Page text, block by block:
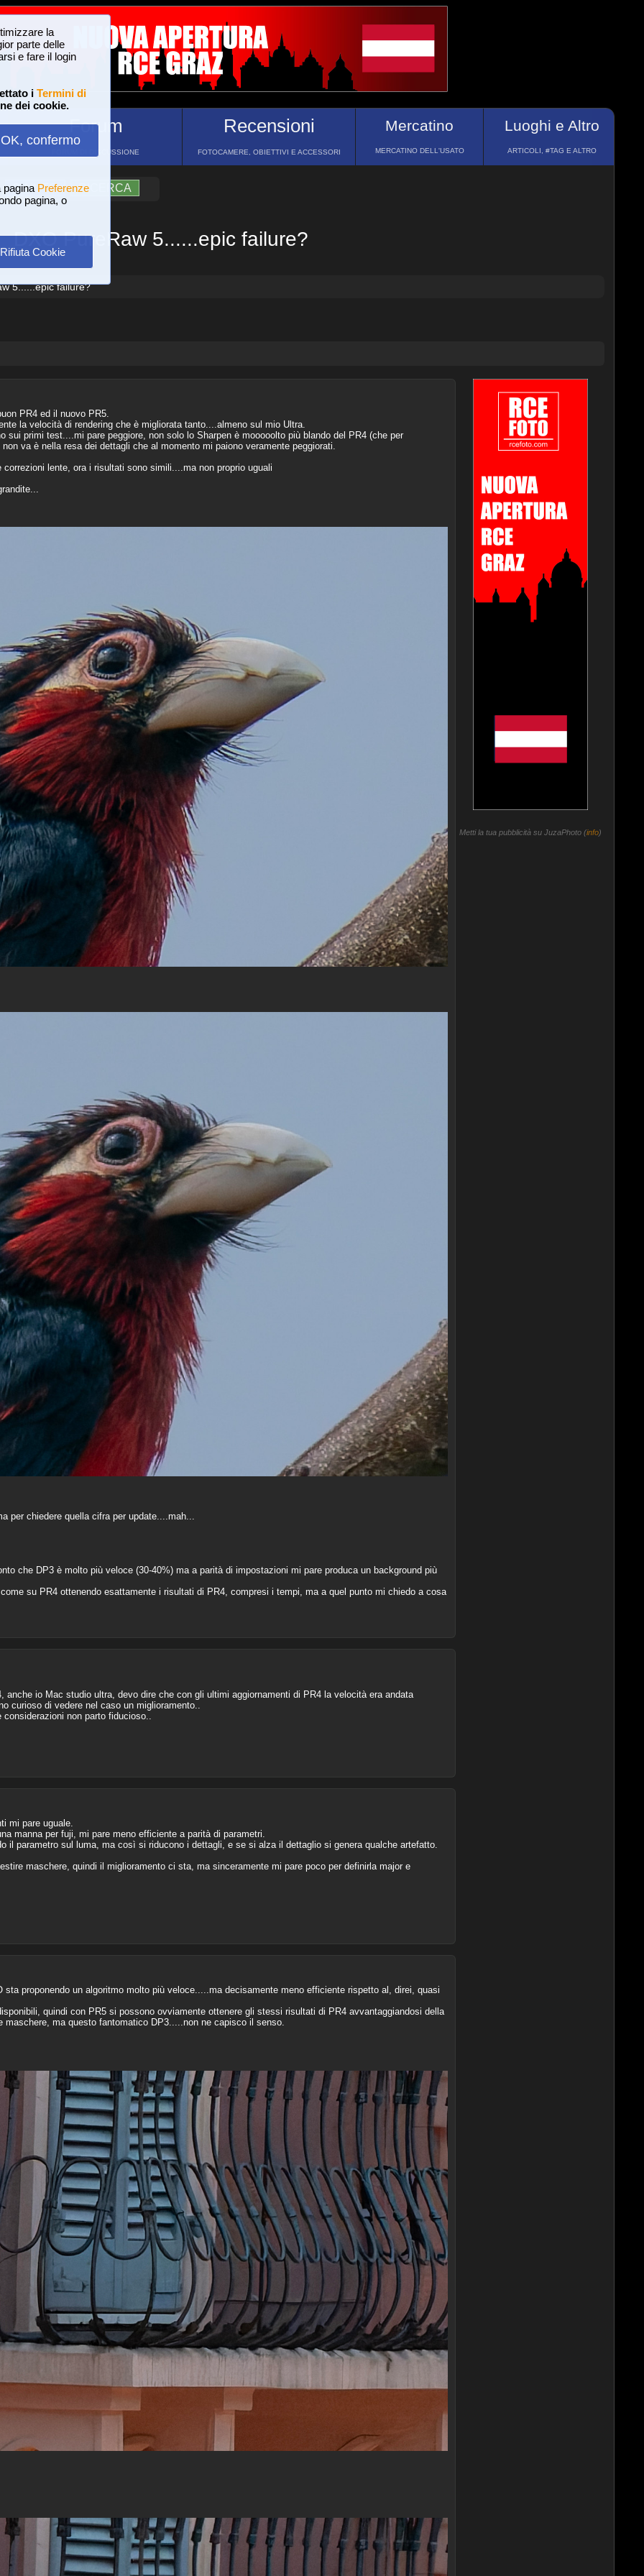
la
parte delle
e fare il login
i Termini di
dei cookie.
OK, confermo
pagina Preferenze
pagina, o
Rifiuta Cookie
Forum
FORUM DI DISCUSSIONE
Recensioni
FOTOCAMERE, OBIETTIVI E ACCESSORI
Mercatino
MERCATINO DELL'USATO
Luoghi e Altro
ARTICOLI, #TAG E ALTRO
?AIUTO RICERCA
DXO PureRaw 5......epic failure?
5......epic failure?
PR4 ed il nuovo PR5.
la velocità di rendering che è migliorata tanto....almeno sul mio Ultra.
sui primi test....mi pare peggiore, non solo lo Sharpen è mooooolto più blando del PR4 (che per
va è nella resa dei dettagli che al momento mi paiono veramente peggiorati.
lente, ora i risultati sono simili....ma non proprio uguali
per chiedere quella cifra per update....mah...
che DP3 è molto più veloce (30-40%) ma a parità di impostazioni mi pare produca un background più
su PR4 ottenendo esattamente i risultati di PR4, compresi i tempi, ma a quel punto mi chiedo a cosa
anche io Mac studio ultra, devo dire che con gli ultimi aggiornamenti di PR4 la velocità era andata
curioso di vedere nel caso un miglioramento..
non parto fiducioso..
mi pare uguale.
manna per fuji, mi pare meno efficiente a parità di parametri.
il parametro sul luma, ma così si riducono i dettagli, e se si alza il dettaglio si genera qualche artefatto.
maschere, quindi il miglioramento ci sta, ma sinceramente mi pare poco per definirla major e
proponendo un algoritmo molto più veloce.....ma decisamente meno efficiente rispetto al, direi, quasi
quindi con PR5 si possono ovviamente ottenere gli stessi risultati di PR4 avvantaggiandosi della
ma questo fantomatico DP3.....non ne capisco il senso.
Metti la tua pubblicità su JuzaPhoto (info)